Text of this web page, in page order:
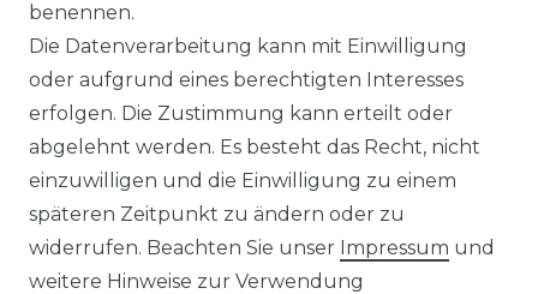
Versandbedingungen
14 Tage Rückgaberecht
benennen.
Die Datenverarbeitung kann mit Einwilligung
oder aufgrund eines berechtigten Interesses
erfolgen. Die Zustimmung kann erteilt oder
abgelehnt werden. Es besteht das Recht, nicht
einzuwilligen und die Einwilligung zu einem
späteren Zeitpunkt zu ändern oder zu
widerrufen. Beachten Sie unser Impressum und
weitere Hinweise zur Verwendung